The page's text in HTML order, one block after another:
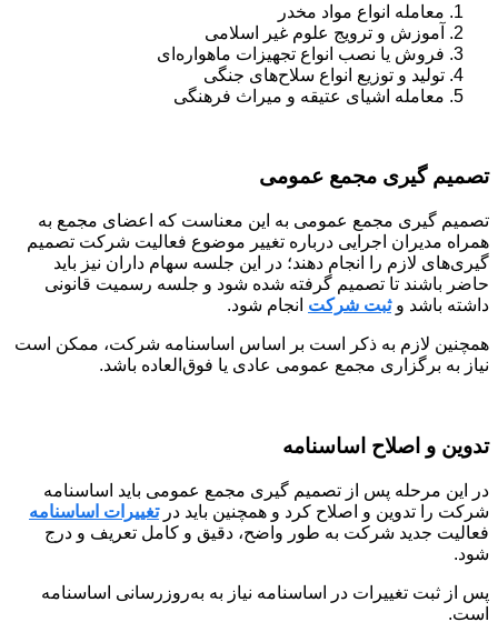
معامله انواع مواد مخدر
آموزش و ترویج علوم غیر اسلامی
فروش یا نصب انواع تجهیزات ماهواره‌ای
تولید و توزیع انواع سلاح‌های جنگی
معامله اشیای عتیقه و میراث فرهنگی
تصمیم گیری مجمع عمومی
تصمیم گیری مجمع عمومی به این معناست که اعضای مجمع به
همراه مدیران اجرایی درباره تغییر موضوع فعالیت شرکت تصمیم
گیری‌های لازم را انجام دهند؛ در این جلسه سهام داران نیز باید
حاضر باشند تا تصمیم گرفته شده شود و جلسه رسمیت قانونی
داشته باشد وثبت شرکت انجام شود.
همچنین لازم به ذکر است بر اساس اساسنامه شرکت، ممکن است
نیاز به برگزاری مجمع عمومی عادی یا فوق‌العاده باشد.
تدوین و اصلاح اساسنامه
در این مرحله پس از تصمیم گیری مجمع عمومی باید اساسنامه
شرکت را تدوین و اصلاح کرد و همچنین باید درتغییرات اساسنامه
فعالیت جدید شرکت به طور واضح، دقیق و کامل تعریف و درج
شود.
پس از ثبت تغییرات در اساسنامه نیاز به به‌روزرسانی اساسنامه
است.